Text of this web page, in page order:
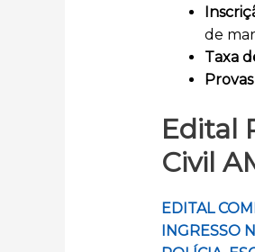
de
Taxa
Edital
Civil
EDITAL
INGRESSO